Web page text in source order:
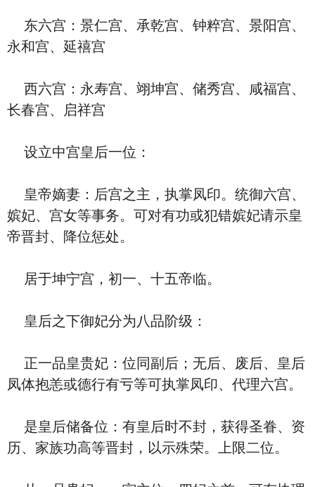
东六宫：景仁宫、承乾宫、钟粹宫、景阳宫、
永和宫、延禧宫
西六宫：永寿宫、翊坤宫、储秀宫、咸福宫、
长春宫、启祥宫
设立中宫皇后一位：
皇帝嫡妻：后宫之主，执掌凤印。统御六宫、
嫔妃、宫女等事务。可对有功或犯错嫔妃请示皇
帝晋封、降位惩处。
居于坤宁宫，初一、十五帝临。
皇后之下御妃分为八品阶级：
正一品皇贵妃：位同副后；无后、废后、皇后
凤体抱恙或德行有亏等可执掌凤印、代理六宫。
是皇后储备位：有皇后时不封，获得圣眷、资
历、家族功高等晋封，以示殊荣。上限二位。